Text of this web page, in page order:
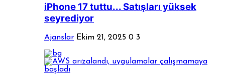
iPhone 17 tuttu... Satışları yüksek
seyrediyor
Ajanslar Ekim 21, 2025 0 3